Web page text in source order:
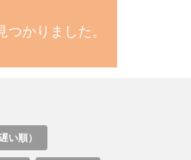
つかりました。
い順）